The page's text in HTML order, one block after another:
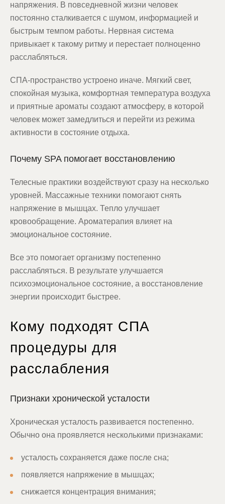
напряжения. В повседневной жизни человек
постоянно сталкивается с шумом, информацией и
быстрым темпом работы. Нервная система
привыкает к такому ритму и перестает полноценно
расслабляться.
СПА-пространство устроено иначе. Мягкий свет,
спокойная музыка, комфортная температура воздуха
и приятные ароматы создают атмосферу, в которой
человек может замедлиться и перейти из режима
активности в состояние отдыха.
Почему SPA помогает восстановлению
Телесные практики воздействуют сразу на несколько
уровней. Массажные техники помогают снять
напряжение в мышцах. Тепло улучшает
кровообращение. Ароматерапия влияет на
эмоциональное состояние.
Все это помогает организму постепенно
расслабляться. В результате улучшается
психоэмоциональное состояние, а восстановление
энергии происходит быстрее.
Кому подходят СПА
процедуры для
расслабления
Признаки хронической усталости
Хроническая усталость развивается постепенно.
Обычно она проявляется несколькими признаками:
усталость сохраняется даже после сна;
появляется напряжение в мышцах;
снижается концентрация внимания;